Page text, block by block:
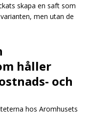
skapa en saft som
men utan de
håller
och
hos Aromhusets